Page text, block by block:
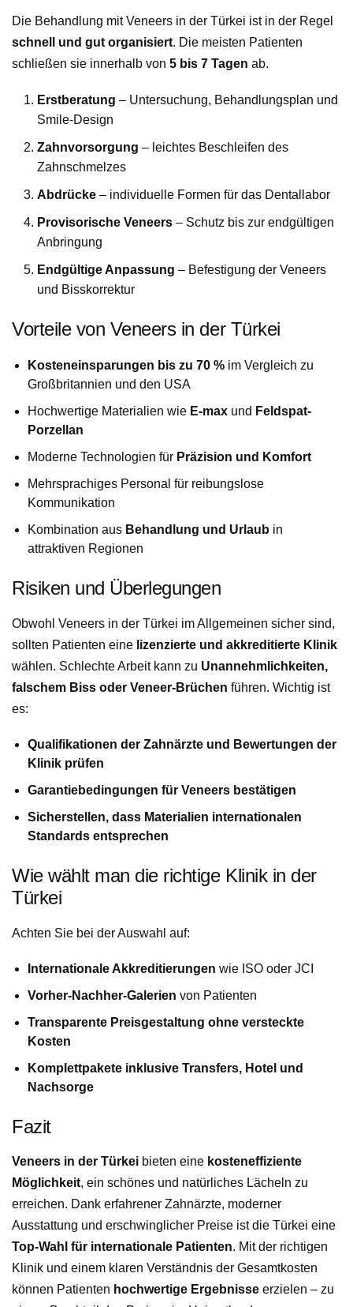
Die Behandlung mit Veneers in der Türkei ist in der Regel
schnell und gut organisiert. Die meisten Patienten
schließen sie innerhalb von 5 bis 7 Tagen ab.
Erstberatung – Untersuchung, Behandlungsplan und
Smile-Design
Zahnvorsorgung – leichtes Beschleifen des
Zahnschmelzes
Abdrücke – individuelle Formen für das Dentallabor
Provisorische Veneers – Schutz bis zur endgültigen
Anbringung
Endgültige Anpassung – Befestigung der Veneers
und Bisskorrektur
Vorteile von Veneers in der Türkei
Kosteneinsparungen bis zu 70 % im Vergleich zu
Großbritannien und den USA
Hochwertige Materialien wie E-max und Feldspat-
Porzellan
Moderne Technologien für Präzision und Komfort
Mehrsprachiges Personal für reibungslose
Kommunikation
Kombination aus Behandlung und Urlaub in
attraktiven Regionen
Risiken und Überlegungen
Obwohl Veneers in der Türkei im Allgemeinen sicher sind,
sollten Patienten eine lizenzierte und akkreditierte Klinik
wählen. Schlechte Arbeit kann zu Unannehmlichkeiten,
falschem Biss oder Veneer-Brüchen führen. Wichtig ist
es:
Qualifikationen der Zahnärzte und Bewertungen der
Klinik prüfen
Garantiebedingungen für Veneers bestätigen
Sicherstellen, dass Materialien internationalen
Standards entsprechen
Wie wählt man die richtige Klinik in der
Türkei
Achten Sie bei der Auswahl auf:
Internationale Akkreditierungen wie ISO oder JCI
Vorher-Nachher-Galerien von Patienten
Transparente Preisgestaltung ohne versteckte
Kosten
Komplettpakete inklusive Transfers, Hotel und
Nachsorge
Fazit
Veneers in der Türkei bieten eine kosteneffiziente
Möglichkeit, ein schönes und natürliches Lächeln zu
erreichen. Dank erfahrener Zahnärzte, moderner
Ausstattung und erschwinglicher Preise ist die Türkei eine
Top-Wahl für internationale Patienten. Mit der richtigen
Klinik und einem klaren Verständnis der Gesamtkosten
können Patienten hochwertige Ergebnisse erzielen – zu